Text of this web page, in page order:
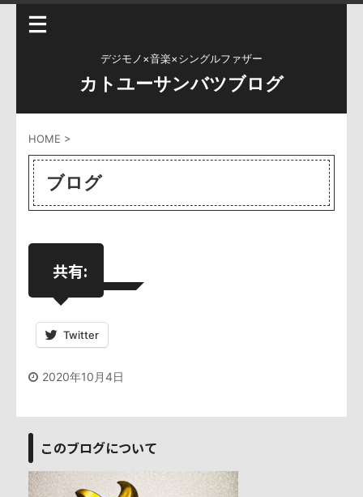
デジモノ×音楽×シングルファザー
カトユーサンバツブログ
HOME >
ブログ
共有:
Twitter
2020年10月4日
このブログについて